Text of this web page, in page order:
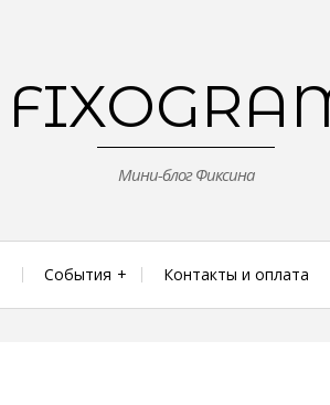
Мини-блог Фиксина
События Контакты и оплата